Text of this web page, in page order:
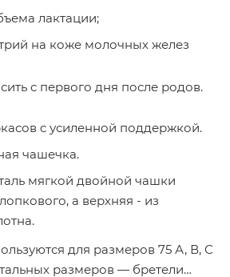
лактации;
на коже молочных желез
с первого дня после родов.
c усиленной поддержкой.
чашечка.
а верхняя - из
для размеров 75 А, В, С
размеров — бретели